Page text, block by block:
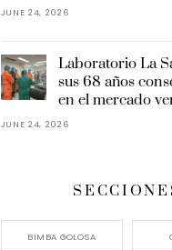
JUNE 24, 2026
Laboratorio La
sus 68 años
en el mercado
JUNE 24, 2026
BIMBA GOLOSA